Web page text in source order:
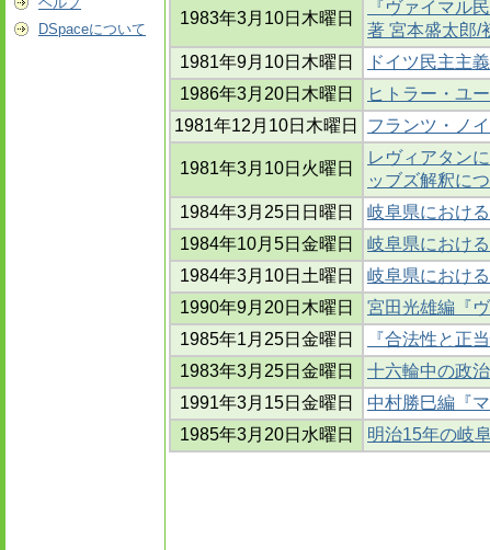
DSpaceについて
1983年3月10日木曜日
『ヴァイマル
著 宮本盛太郎/
1981年9月10日木曜日 ドイツ民主主
1986年3月20日木曜日
ヒトラー・ユ
1981年12月10日木曜日
フランツ・ノ
1981年3月10日火曜日
レヴィアタン
ッブズ解釈に
1984年3月25日日曜日 岐阜県におけ
1984年10月5日金曜日
岐阜県におけ
1984年3月10日土曜日
岐阜県におけ
1990年9月20日木曜日
宮田光雄編『
1985年1月25日金曜日
『合法性と正
1983年3月25日金曜日
十六輪中の政
1991年3月15日金曜日
中村勝巳編『
1985年3月20日水曜日
明治15年の岐